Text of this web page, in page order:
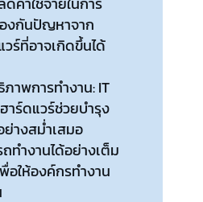
งกันปัญหาจาก
ร์ที่อาจเกิดขึ้นได้
าพการทำงาน: IT
าร์ดแวร์ช่วยบำรุง
างสม่ำเสมอ
ทำงานได้อย่างเต็ม
อให้องค์กรทำงาน